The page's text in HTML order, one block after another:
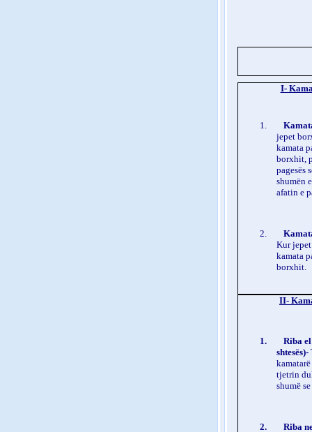
I-
1.
jepet
kamata
borxhit,
pagesës
shumën
afatin e
2.
Kur
kamata
borxhit.
II-
1.
Riba
shtesës)-
tjetrin
shumë
2.
Riba